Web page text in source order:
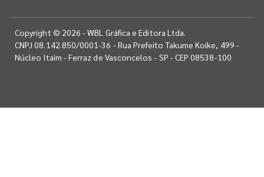
Copyright © 2026 - WBL Gráfica e Editora Ltda.
CNPJ 08.142.850/0001-36 - Rua Prefeito Takume Koike, 499 -
Núcleo Itaim - Ferraz de Vasconcelos - SP - CEP 08538-100